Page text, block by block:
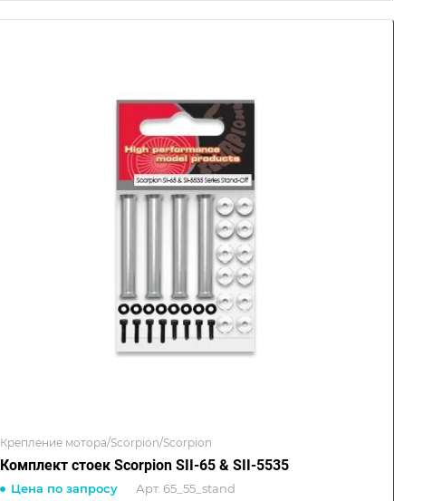
Крепление мотора/Scorpion/Scorpion
Комплект стоек Scorpion SII-65 & SII-5535
Цена по запросу Арт. 65_55_stand